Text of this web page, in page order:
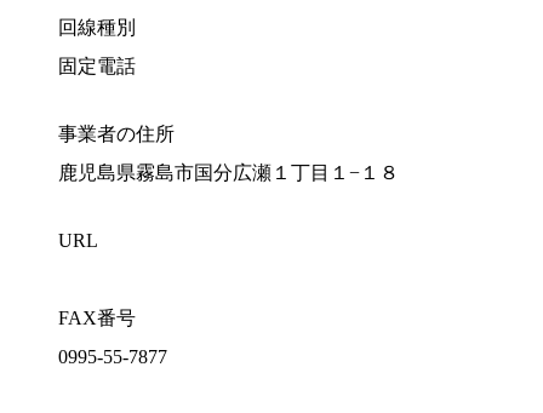
回線種別
固定電話
事業者の住所
鹿児島県霧島市国分広瀬１丁目１−１８
URL
FAX番号
0995-55-7877